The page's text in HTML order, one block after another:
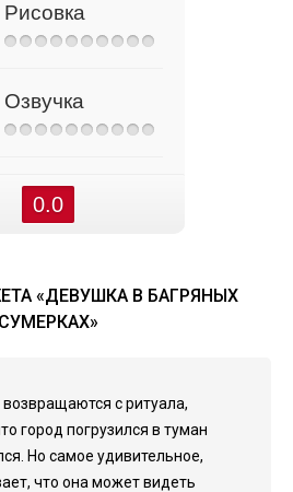
Рисовка
Озвучка
0.0
«ДЕВУШКА В БАГРЯНЫХ
СУМЕРКАХ»
с ритуала,
город погрузился в туман
Но самое удивительное,
что она может видеть